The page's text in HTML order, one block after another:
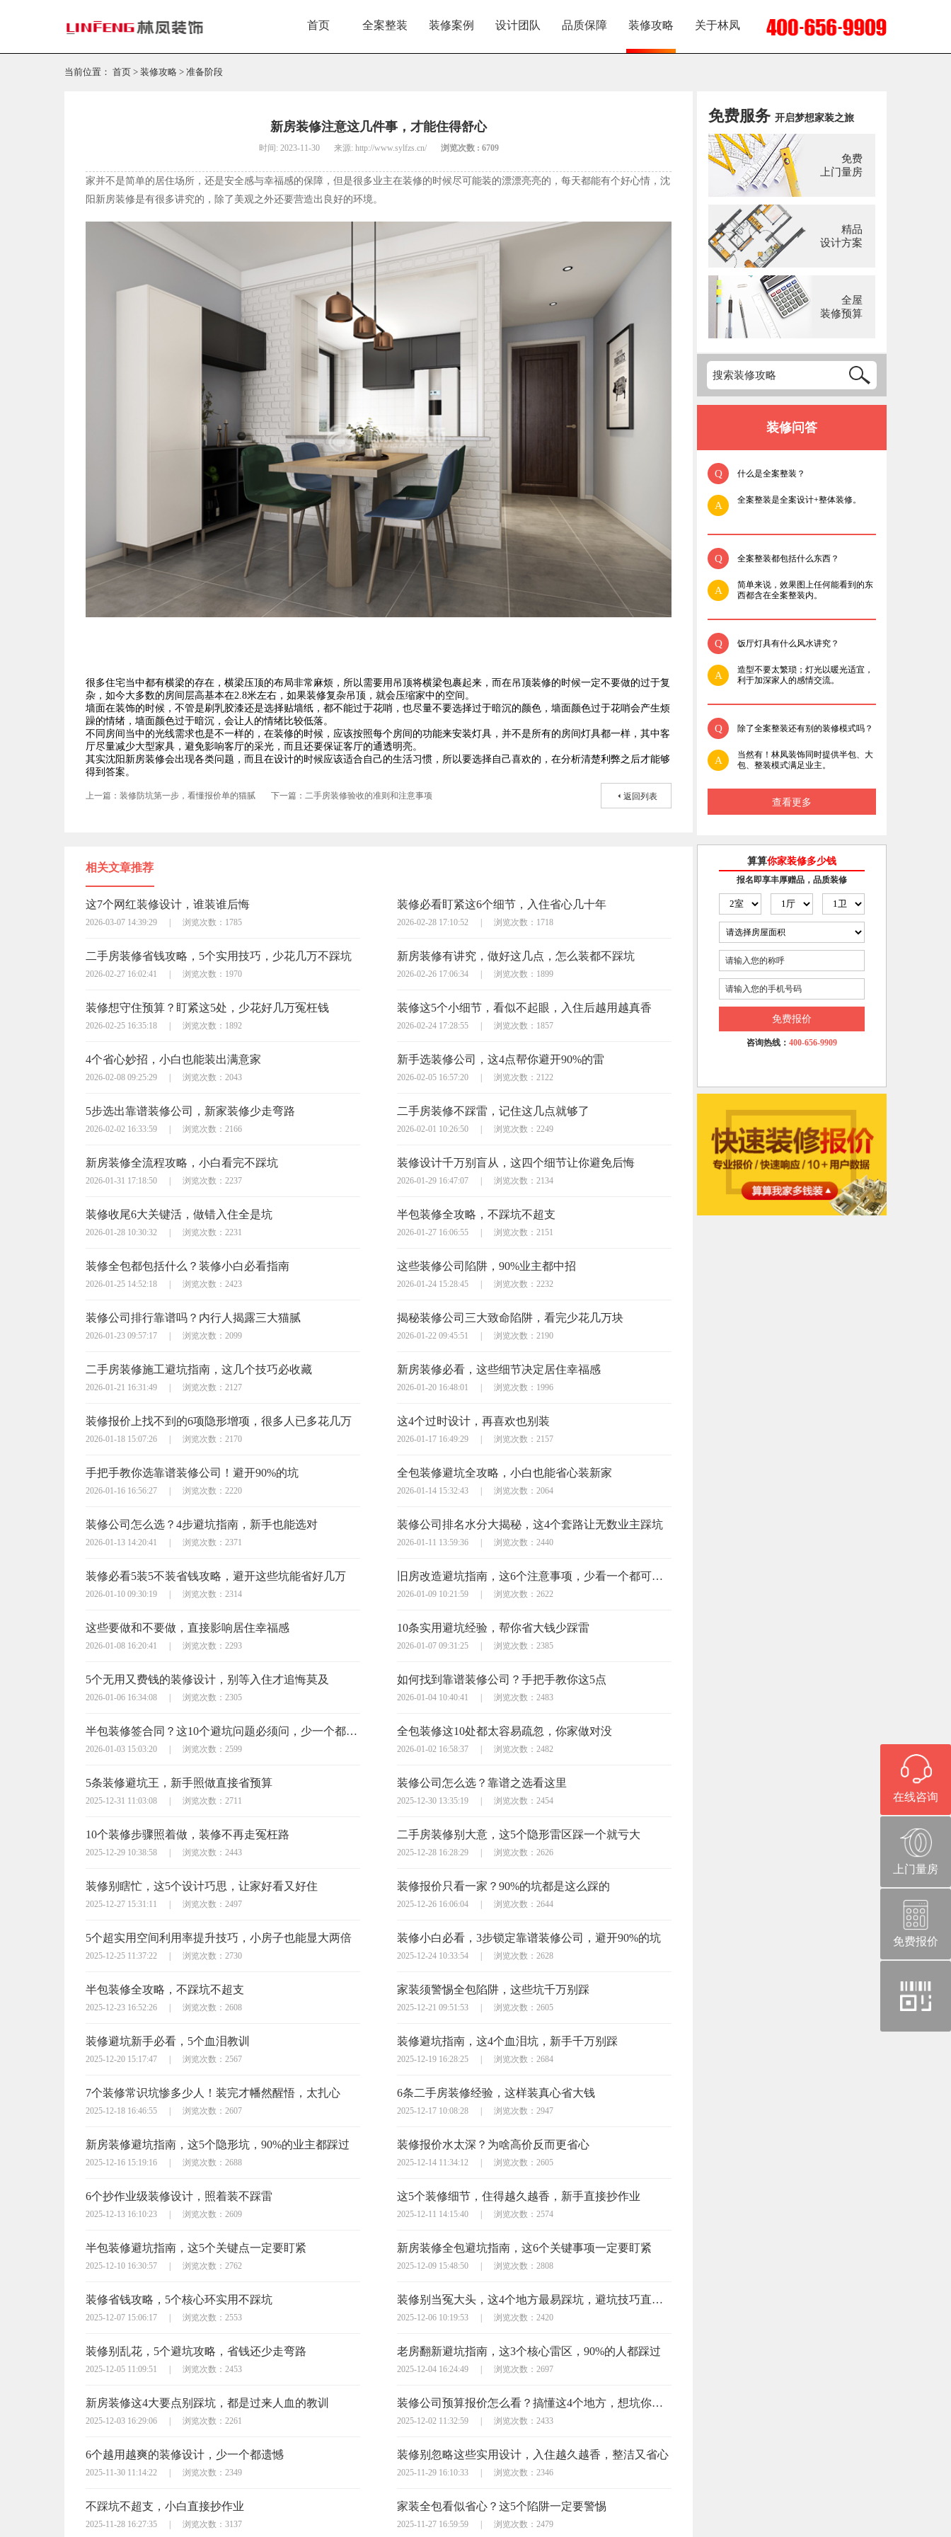
在线咨询
上门量房
免费报价
微
首页 全案整装 装修案例 设计团队 品质保障 装修攻略 关于林凤
当前位置： 首页 > 装修攻略 > 准备阶段
新房装修注意这几件事，才能住得舒心
时间: 2023-11-30 来源: http://www.sylfzs.cn/ 浏览次数 : 6709
家并不是简单的居住场所，还是安全感与幸福感的保障，但是很多业主在装修的时候尽可能装的漂漂亮亮的，每天都能有个好心情，沈
阳新房装修是有很多讲究的，除了美观之外还要营造出良好的环境。
很多住宅当中都有横梁的存在，横梁压顶的布局非常麻烦，所以需要用吊顶将横梁包裹起来，而在吊顶装修的时候一定不要做的过于复
杂，如今大多数的房间层高基本在2.8米左右，如果装修复杂吊顶，就会压缩家中的空间。
墙面在装饰的时候，不管是刷乳胶漆还是选择贴墙纸，都不能过于花哨，也尽量不要选择过于暗沉的颜色，墙面颜色过于花哨会产生烦
躁的情绪，墙面颜色过于暗沉，会让人的情绪比较低落。
不同房间当中的光线需求也是不一样的，在装修的时候，应该按照每个房间的功能来安装灯具，并不是所有的房间灯具都一样，其中客
厅尽量减少大型家具，避免影响客厅的采光，而且还要保证客厅的通透明亮。
其实沈阳新房装修会出现各类问题，而且在设计的时候应该适合自己的生活习惯，所以要选择自己喜欢的，在分析清楚利弊之后才能够
得到答案。
上一篇：装修防坑第一步，看懂报价单的猫腻 下一篇：二手房装修验收的准则和注意事项 返回列表
相关文章推荐
这7个网红装修设计，谁装谁后悔
2026-03-07 14:39:29 浏览次数：1785
装修必看盯紧这6个细节，入住省心几十年
2026-02-28 17:10:52 浏览次数：1718
二手房装修省钱攻略，5个实用技巧，少花几万不踩坑
2026-02-27 16:02:41 浏览次数：1970
新房装修有讲究，做好这几点，怎么装都不踩坑
2026-02-26 17:06:34 浏览次数：1899
装修想守住预算？盯紧这5处，少花好几万冤枉钱
2026-02-25 16:35:18 浏览次数：1892
装修这5个小细节，看似不起眼，入住后越用越真香
2026-02-24 17:28:55 浏览次数：1857
4个省心妙招，小白也能装出满意家
2026-02-08 09:25:29 浏览次数：2043
新手选装修公司，这4点帮你避开90%的雷
2026-02-05 16:57:20 浏览次数：2122
5步选出靠谱装修公司，新家装修少走弯路
2026-02-02 16:33:59 浏览次数：2166
二手房装修不踩雷，记住这几点就够了
2026-02-01 10:26:50 浏览次数：2249
新房装修全流程攻略，小白看完不踩坑
2026-01-31 17:18:50 浏览次数：2237
装修设计千万别盲从，这四个细节让你避免后悔
2026-01-29 16:47:07 浏览次数：2134
装修收尾6大关键活，做错入住全是坑
2026-01-28 10:30:32 浏览次数：2231
半包装修全攻略，不踩坑不超支
2026-01-27 16:06:55 浏览次数：2151
装修全包都包括什么？装修小白必看指南
2026-01-25 14:52:18 浏览次数：2423
这些装修公司陷阱，90%业主都中招
2026-01-24 15:28:45 浏览次数：2232
装修公司排行靠谱吗？内行人揭露三大猫腻
2026-01-23 09:57:17 浏览次数：2099
揭秘装修公司三大致命陷阱，看完少花几万块
2026-01-22 09:45:51 浏览次数：2190
二手房装修施工避坑指南，这几个技巧必收藏
2026-01-21 16:31:49 浏览次数：2127
新房装修必看，这些细节决定居住幸福感
2026-01-20 16:48:01 浏览次数：1996
装修报价上找不到的6项隐形增项，很多人已多花几万
2026-01-18 15:07:26 浏览次数：2170
这4个过时设计，再喜欢也别装
2026-01-17 16:49:29 浏览次数：2157
手把手教你选靠谱装修公司！避开90%的坑
2026-01-16 16:56:27 浏览次数：2220
全包装修避坑全攻略，小白也能省心装新家
2026-01-14 15:32:43 浏览次数：2064
装修公司怎么选？4步避坑指南，新手也能选对
2026-01-13 14:20:41 浏览次数：2371
装修公司排名水分大揭秘，这4个套路让无数业主踩坑
2026-01-11 13:59:36 浏览次数：2440
装修必看5装5不装省钱攻略，避开这些坑能省好几万
2026-01-10 09:30:19 浏览次数：2314
旧房改造避坑指南，这6个注意事项，少看一个都可能返工
2026-01-09 10:21:59 浏览次数：2622
这些要做和不要做，直接影响居住幸福感
2026-01-08 16:20:41 浏览次数：2293
10条实用避坑经验，帮你省大钱少踩雷
2026-01-07 09:31:25 浏览次数：2385
5个无用又费钱的装修设计，别等入住才追悔莫及
2026-01-06 16:34:08 浏览次数：2305
如何找到靠谱装修公司？手把手教你这5点
2026-01-04 10:40:41 浏览次数：2483
半包装修签合同？这10个避坑问题必须问，少一个都可能亏大
2026-01-03 15:03:20 浏览次数：2599
全包装修这10处都太容易疏忽，你家做对没
2026-01-02 16:58:37 浏览次数：2482
5条装修避坑王，新手照做直接省预算
2025-12-31 11:03:08 浏览次数：2711
装修公司怎么选？靠谱之选看这里
2025-12-30 13:35:19 浏览次数：2454
10个装修步骤照着做，装修不再走冤枉路
2025-12-29 10:38:58 浏览次数：2443
二手房装修别大意，这5个隐形雷区踩一个就亏大
2025-12-28 16:28:29 浏览次数：2626
装修别瞎忙，这5个设计巧思，让家好看又好住
2025-12-27 15:31:11 浏览次数：2497
装修报价只看一家？90%的坑都是这么踩的
2025-12-26 16:06:04 浏览次数：2644
5个超实用空间利用率提升技巧，小房子也能显大两倍
2025-12-25 11:37:22 浏览次数：2730
装修小白必看，3步锁定靠谱装修公司，避开90%的坑
2025-12-24 10:33:54 浏览次数：2628
半包装修全攻略，不踩坑不超支
2025-12-23 16:52:26 浏览次数：2608
家装须警惕全包陷阱，这些坑千万别踩
2025-12-21 09:51:53 浏览次数：2605
装修避坑新手必看，5个血泪教训
2025-12-20 15:17:47 浏览次数：2567
装修避坑指南，这4个血泪坑，新手千万别踩
2025-12-19 16:28:25 浏览次数：2684
7个装修常识坑惨多少人！装完才幡然醒悟，太扎心
2025-12-18 16:46:55 浏览次数：2607
6条二手房装修经验，这样装真心省大钱
2025-12-17 10:08:28 浏览次数：2947
新房装修避坑指南，这5个隐形坑，90%的业主都踩过
2025-12-16 15:19:16 浏览次数：2688
装修报价水太深？为啥高价反而更省心
2025-12-14 11:34:12 浏览次数：2605
6个抄作业级装修设计，照着装不踩雷
2025-12-13 16:10:23 浏览次数：2609
这5个装修细节，住得越久越香，新手直接抄作业
2025-12-11 14:15:40 浏览次数：2574
半包装修避坑指南，这5个关键点一定要盯紧
2025-12-10 16:30:57 浏览次数：2762
新房装修全包避坑指南，这6个关键事项一定要盯紧
2025-12-09 15:48:50 浏览次数：2808
装修省钱攻略，5个核心环实用不踩坑
2025-12-07 15:06:17 浏览次数：2553
装修别当冤大头，这4个地方最易踩坑，避坑技巧直接抄
2025-12-06 10:19:53 浏览次数：2420
装修别乱花，5个避坑攻略，省钱还少走弯路
2025-12-05 11:09:51 浏览次数：2453
老房翻新避坑指南，这3个核心雷区，90%的人都踩过
2025-12-04 16:24:49 浏览次数：2697
新房装修这4大要点别踩坑，都是过来人血的教训
2025-12-03 16:29:06 浏览次数：2261
装修公司预算报价怎么看？搞懂这4个地方，想坑你都难
2025-12-02 11:32:59 浏览次数：2433
6个越用越爽的装修设计，少一个都遗憾
2025-11-30 11:14:22 浏览次数：2349
装修别忽略这些实用设计，入住越久越香，整洁又省心
2025-11-29 16:10:33 浏览次数：2346
不踩坑不超支，小白直接抄作业
2025-11-28 16:27:35 浏览次数：3137
家装全包看似省心？这5个陷阱一定要警惕
2025-11-27 16:59:59 浏览次数：2479
免费服务 开启梦想家装之旅
免费
上门量房
精品
设计方案
全屋
装修预算
装修问答
Q 什么是全案整装？
A 全案整装是全案设计+整体装修。
Q 全案整装都包括什么东西？
A
简单来说，效果图上任何能看到的东
西都含在全案整装内。
Q 饭厅灯具有什么风水讲究？
A
造型不要太繁琐；灯光以暖光适宜，
利于加深家人的感情交流。
Q 除了全案整装还有别的装修模式吗？
A
当然有！林凤装饰同时提供半包、大
包、整装模式满足业主。
查看更多
算算你家装修多少钱
报名即享丰厚赠品，品质装修
免费报价
咨询热线： 400-656-9909